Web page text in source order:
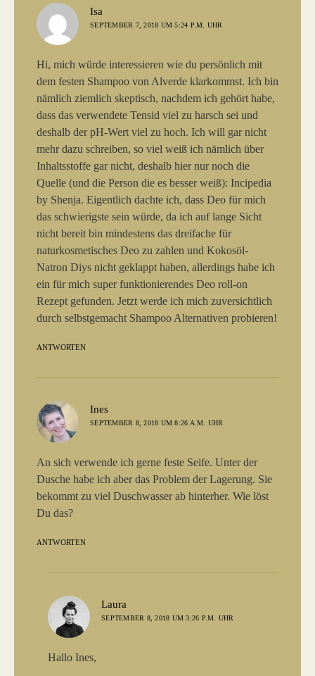
Isa
SEPTEMBER 7, 2018 UM 5:24 P.M. UHR
Hi, mich würde interessieren wie du persönlich mit
dem festen Shampoo von Alverde klarkommst. Ich bin
nämlich ziemlich skeptisch, nachdem ich gehört habe,
dass das verwendete Tensid viel zu harsch sei und
deshalb der pH-Wert viel zu hoch. Ich will gar nicht
mehr dazu schreiben, so viel weiß ich nämlich über
Inhaltsstoffe gar nicht, deshalb hier nur noch die
Quelle (und die Person die es besser weiß): Incipedia
by Shenja. Eigentlich dachte ich, dass Deo für mich
das schwierigste sein würde, da ich auf lange Sicht
nicht bereit bin mindestens das dreifache für
naturkosmetisches Deo zu zahlen und Kokosöl-
Natron Diys nicht geklappt haben, allerdings habe ich
ein für mich super funktionierendes Deo roll-on
Rezept gefunden. Jetzt werde ich mich zuversichtlich
durch selbstgemacht Shampoo Alternativen probieren!
ANTWORTEN
Ines
SEPTEMBER 8, 2018 UM 8:26 A.M. UHR
An sich verwende ich gerne feste Seife. Unter der
Dusche habe ich aber das Problem der Lagerung. Sie
bekommt zu viel Duschwasser ab hinterher. Wie löst
Du das?
ANTWORTEN
Laura
SEPTEMBER 8, 2018 UM 3:26 P.M. UHR
Hallo Ines,